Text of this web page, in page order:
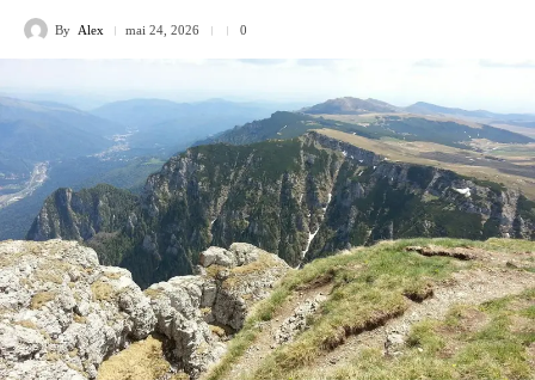
By Alex mai 24, 2026 0